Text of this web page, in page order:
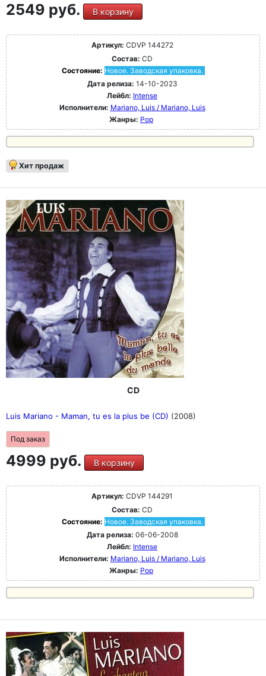
2549 руб. В корзину
Артикул: CDVP 144272
Состав: CD
Состояние: Новое. Заводская упаковка.
Дата релиза: 14-10-2023
Лейбл: Intense
Исполнители: Mariano, Luis / Mariano, Luis
Жанры: Pop
Хит продаж
CD
Luis Mariano - Maman, tu es la plus be (CD) (2008)
Под заказ
4999 руб. В корзину
Артикул: CDVP 144291
Состав: CD
Состояние: Новое. Заводская упаковка.
Дата релиза: 06-06-2008
Лейбл: Intense
Исполнители: Mariano, Luis / Mariano, Luis
Жанры: Pop